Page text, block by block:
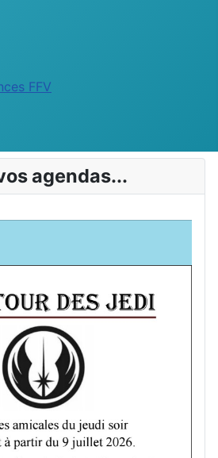
FFV
agendas...